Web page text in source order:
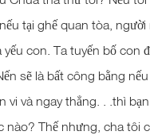
tại ghế quan tòa,
con. Ta tuyến bố con
sẽ là bất công bằng
và ngay thẳng. . .thì
Thế nhưng, cha tôi